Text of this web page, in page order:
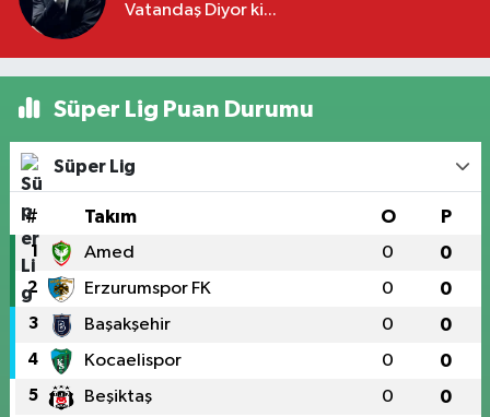
Vatandaş Diyor ki...
Süper Lig Puan Durumu
Süper Lig
# Takım O P
1 Amed 0 0
2 Erzurumspor FK 0 0
3 Başakşehir 0 0
4 Kocaelispor 0 0
5 Beşiktaş 0 0